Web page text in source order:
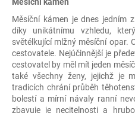
Měsíční kámen
Měsíční kámen je dnes jedním
díky unikátnímu vzhledu,
světélkující mlžný měsíční opar.
cestovatele. Nejúčinnější je
cestovatel by měl mít jeden
také všechny ženy, jejichž je
tradicích chrání průběh
bolestí a mírní návaly ranní
zbavuje je necitelnosti a